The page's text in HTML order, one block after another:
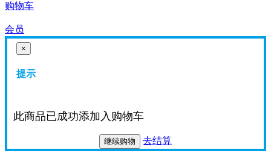
购物车
会员
×
提示
此商品已成功添加入购物车
继续购物 去结算